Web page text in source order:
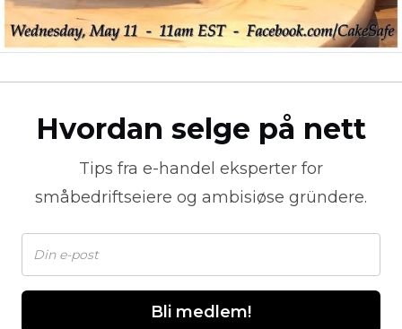
Hvordan selge på nett
Tips fra e-handel eksperter for
småbedriftseiere og ambisiøse gründere.
Bli medlem!